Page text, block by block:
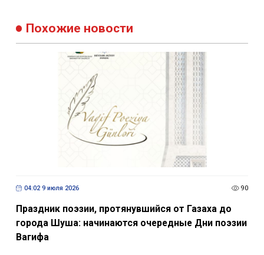
Похожие новости
04:02 9 июля 2026 90
Праздник поэзии, протянувшийся от Газаха до
города Шуша: начинаются очередные Дни поэзии
Вагифа